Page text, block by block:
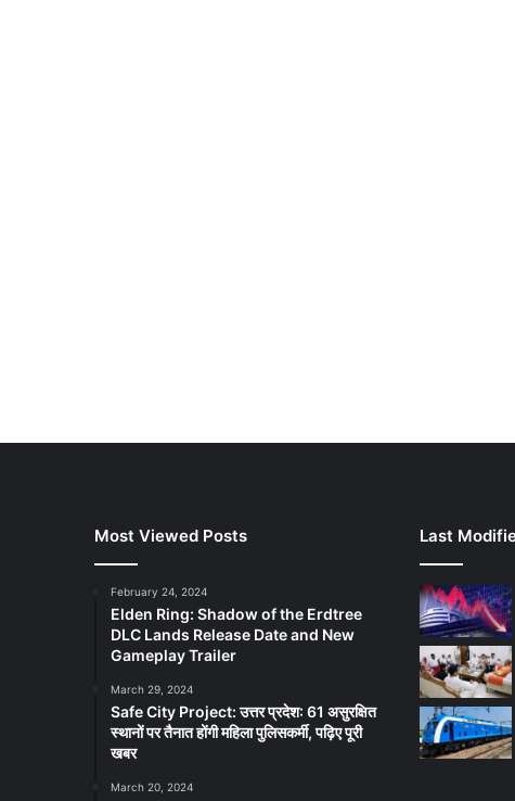
Most Viewed Posts
February 24, 2024
Elden Ring: Shadow of the Erdtree
DLC Lands Release Date and New
Gameplay Trailer
March 29, 2024
Safe City Project: उत्तर प्रदेश: 61 असुरक्षित
स्थानों पर तैनात होंगी महिला पुलिसकर्मी, पढ़िए पूरी
खबर
March 20, 2024
Last